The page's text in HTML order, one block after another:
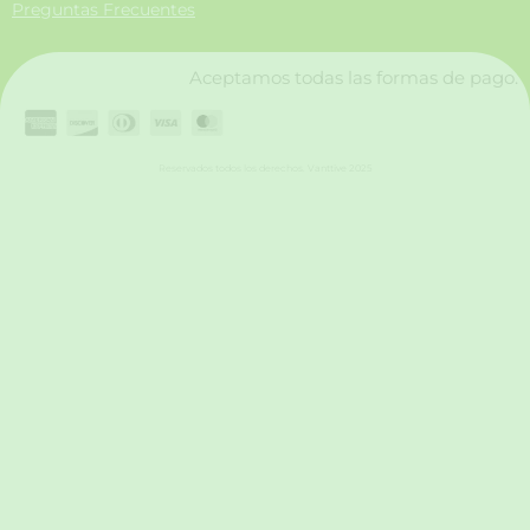
k
a
n
Preguntas Frecuentes
Aceptamos todas las formas de pago.